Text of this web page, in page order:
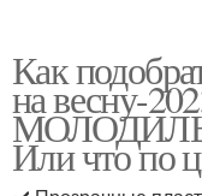
Как
на весну-
Или что по